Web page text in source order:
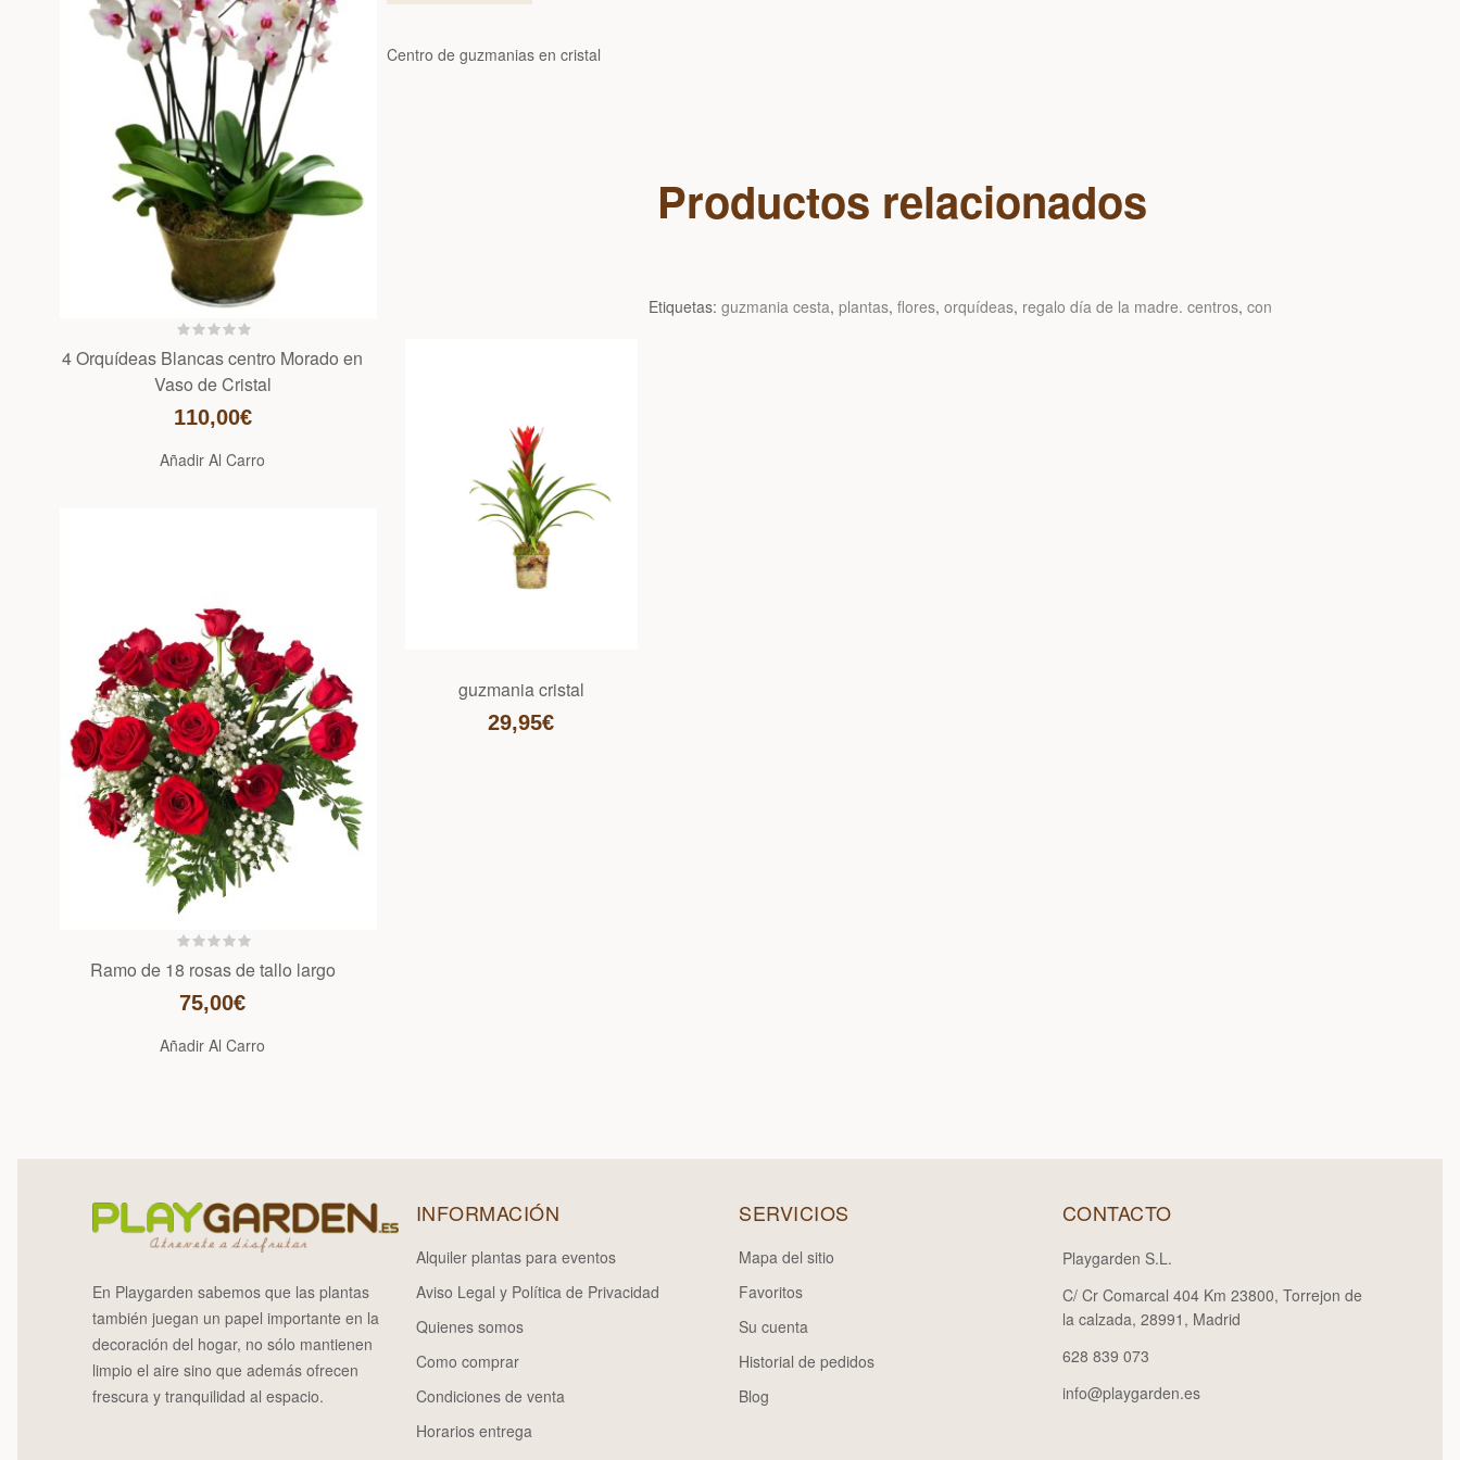
4 Orquídeas Blancas centro Morado en
Vaso de Cristal
110,00€
Añadir Al Carro
Ramo de 18 rosas de tallo largo
75,00€
Añadir Al Carro
Centro de guzmanias en cristal
Productos relacionados
guzmania cristal
29,95€
Etiquetas: guzmania cesta, plantas, flores, orquídeas, regalo día de la madre. centros, con
En Playgarden sabemos que las plantas
también juegan un papel importante en la
decoración del hogar, no sólo mantienen
limpio el aire sino que además ofrecen
frescura y tranquilidad al espacio.
INFORMACIÓN
Alquiler plantas para eventos
Aviso Legal y Política de Privacidad
Quienes somos
Como comprar
Condiciones de venta
Horarios entrega
SERVICIOS
Mapa del sitio
Favoritos
Su cuenta
Historial de pedidos
Blog
CONTACTO
Playgarden S.L.
C/ Cr Comarcal 404 Km 23800, Torrejon de
la calzada, 28991, Madrid
628 839 073
info@playgarden.es